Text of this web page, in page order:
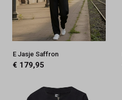
E Jasje Saffron
€ 179,95